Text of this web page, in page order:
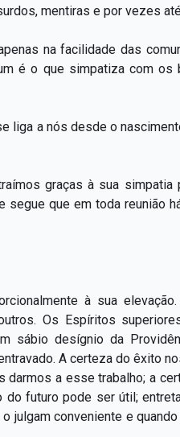
mentiras e por vezes
na facilidade das
é o que simpatiza com
liga a nós desde o
graças à sua
que em toda reunião
à sua
Os Espíritos
sábio desígnio da
A certeza do êxito
a esse trabalho; a
do futuro pode ser útil;
julgam conveniente e